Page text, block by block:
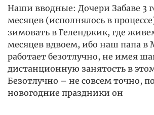
Наши вводные: Дочери Забаве 3
месяцев (исполнялось в
зимовать в Геленджик, где
месяцев вдвоем, ибо наш папа в
работает безотлучно, не имея
дистанционную занятость в
Безотлучно – не совсем точно,
новогодние праздники он